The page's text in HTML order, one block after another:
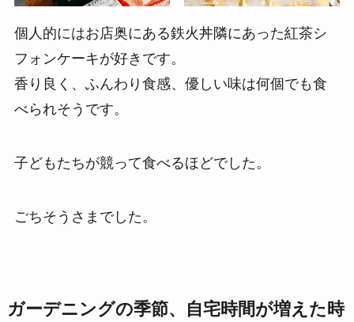
個人的にはお店奥にある鉄火丼隣にあった紅茶シ
フォンケーキが好きです。
香り良く、ふんわり食感、優しい味は何個でも食
べられそうです。
子どもたちが競って食べるほどでした。
ごちそうさまでした。
ガーデニングの季節、自宅時間が増えた時